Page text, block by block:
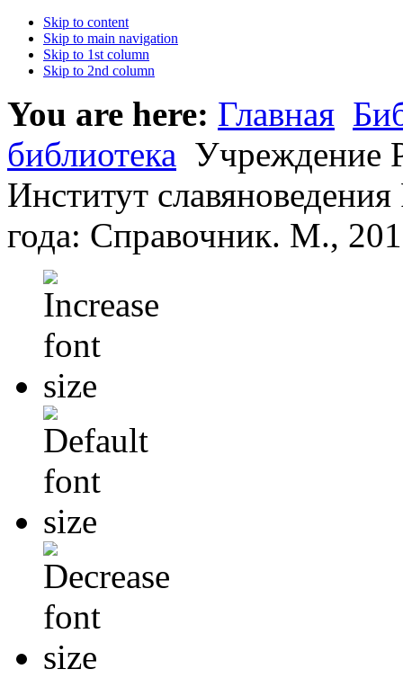
Skip to content
Skip to main navigation
Skip to 1st column
Skip to 2nd column
You are here: Главная
библиотека Учреждение
Институт
года: Справочник. М.,